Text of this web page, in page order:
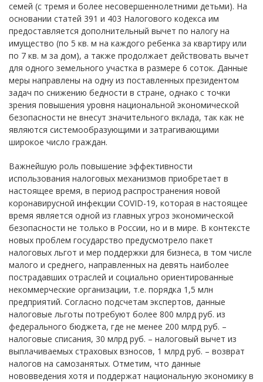
семей (с тремя и более несовершеннолетними детьми). На
основании статей 391 и 403 Налогового кодекса им
предоставляется дополнительный вычет по налогу на
имущество (по 5 кв. м на каждого ребенка за квартиру или
по 7 кв. м за дом), а также продолжает действовать вычет
для одного земельного участка в размере 6 соток. Данные
меры направлены на одну из поставленных президентом
задач по снижению бедности в стране, однако с точки
зрения повышения уровня национальной экономической
безопасности не внесут значительного вклада, так как не
являются системообразующими и затрагивающими
широкое число граждан.
Важнейшую роль повышение эффективности
использования налоговых механизмов приобретает в
настоящее время, в период распространения новой
коронавирусной инфекции COVID-19, которая в настоящее
время является одной из главных угроз экономической
безопасности не только в России, но и в мире. В контексте
новых проблем государство предусмотрело пакет
налоговых льгот и мер поддержки для бизнеса, в том числе
малого и среднего, направленных на девять наиболее
пострадавших отраслей и социально ориентированные
некоммерческие организации, т.е. порядка 1,5 млн
предприятий. Согласно подсчетам экспертов, данные
налоговые льготы потребуют более 800 млрд руб. из
федерального бюджета, где не менее 200 млрд руб. –
налоговые списания, 30 млрд руб. – налоговый вычет из
выплачиваемых страховых взносов, 1 млрд руб. – возврат
налогов на самозанятых. Отметим, что данные
нововведения хотя и поддержат национальную экономику в